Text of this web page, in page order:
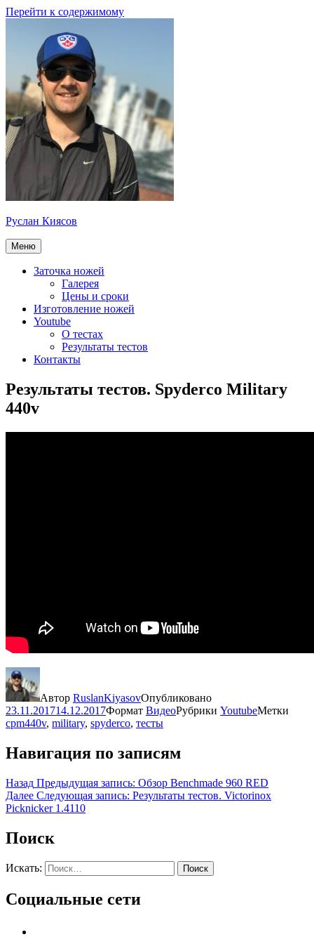
Перейти к содержимому
Руслан Киясов
Меню
Заточка ножей
Галерея
Цены и сроки
Изготовление ножей
Youtube
О тестах
Результаты тестов
Контакты
Результаты тестов. Spyderco Military
440v
Автор RuslanKiyasovОпубликовано
23.11.201714.12.2017Формат ВидеоРубрики YoutubeМетки
cpm440v, military, spyderco, тесты
Навигация по записям
Назад Предыдущая запись: Обзор Benchmade 960 RED
Далее Следующая запись: Результаты тестов. Victorinox
Picknicker 1.4110
Поиск
Искать: Поиск
Социальные сети